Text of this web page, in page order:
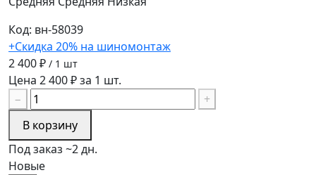
Код: вн-58039
+Скидка 20% на шиномонтаж
2 400 ₽ / 1 шт
Цена 2 400 ₽ за 1 шт.
−
+
В корзину
Под заказ ~2 дн.
Новые